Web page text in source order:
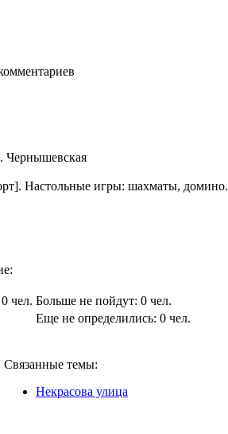
Чернышевская
Настольные игры: шахматы, домино.
0 чел. Больше не пойдут: 0 чел.
Еще не определились: 0 чел.
Связанные темы:
Некрасова улица